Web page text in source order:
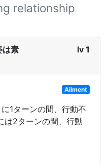
relationship
は素
lv 1
Ailment
1ターンの間、行動不
は2ターンの間、行動